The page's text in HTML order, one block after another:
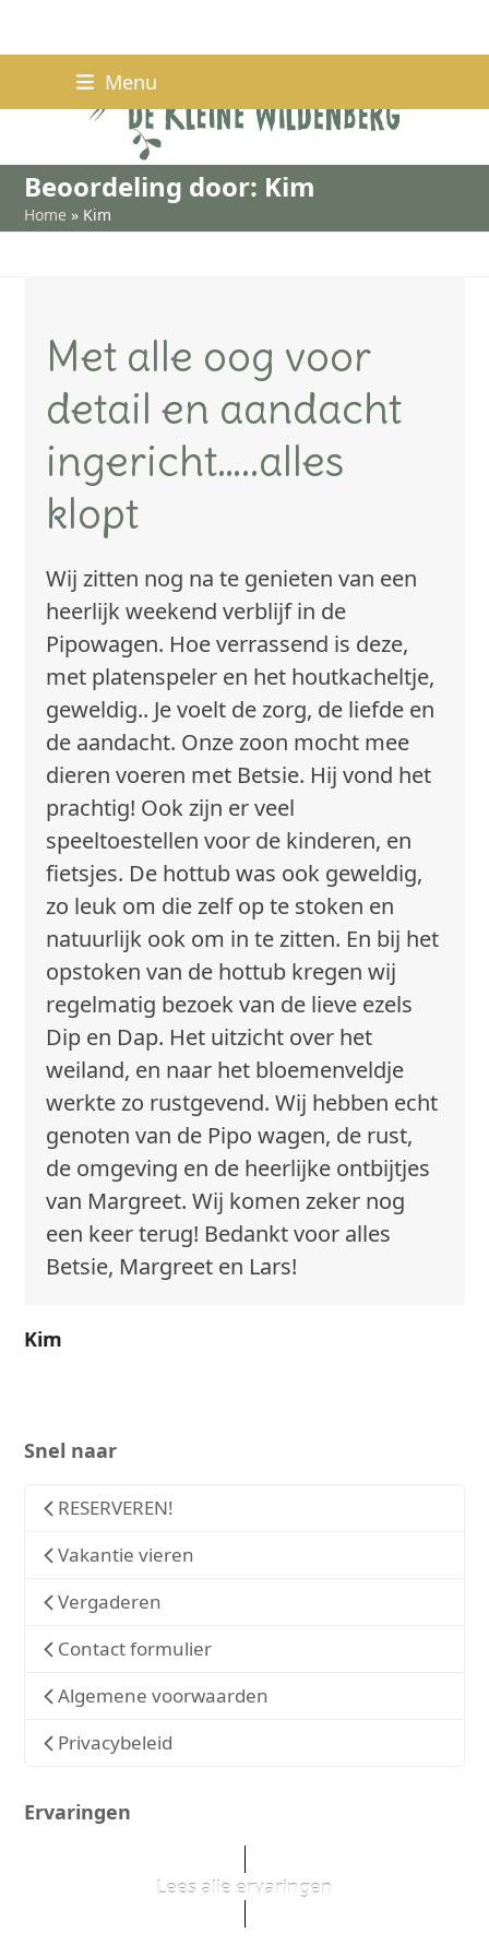
Menu
Beoordeling door: Kim
Home » Kim
Met alle oog voor
detail en aandacht
ingericht…..alles
klopt
Wij zitten nog na te genieten van een
heerlijk weekend verblijf in de
Pipowagen. Hoe verrassend is deze,
met platenspeler en het houtkacheltje,
geweldig.. Je voelt de zorg, de liefde en
de aandacht. Onze zoon mocht mee
dieren voeren met Betsie. Hij vond het
prachtig! Ook zijn er veel
speeltoestellen voor de kinderen, en
fietsjes. De hottub was ook geweldig,
zo leuk om die zelf op te stoken en
natuurlijk ook om in te zitten. En bij het
opstoken van de hottub kregen wij
regelmatig bezoek van de lieve ezels
Dip en Dap. Het uitzicht over het
weiland, en naar het bloemenveldje
werkte zo rustgevend. Wij hebben echt
genoten van de Pipo wagen, de rust,
de omgeving en de heerlijke ontbijtjes
van Margreet. Wij komen zeker nog
een keer terug! Bedankt voor alles
Betsie, Margreet en Lars!
Kim
Snel naar
RESERVEREN!
Vakantie vieren
Vergaderen
Contact formulier
Algemene voorwaarden
Privacybeleid
Ervaringen
Lees alle ervaringen